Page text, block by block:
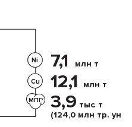
7,1 млн т
12,1 млн т
3,9 тыс. т
Ni
МПГ2
Cu
(124,0 млн тр. ун.)